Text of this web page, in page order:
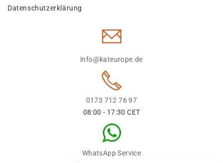
Datenschutzerklärung
info@kateurope.de
0173 712 76 97
08:00 - 17:30 CET
WhatsApp Service